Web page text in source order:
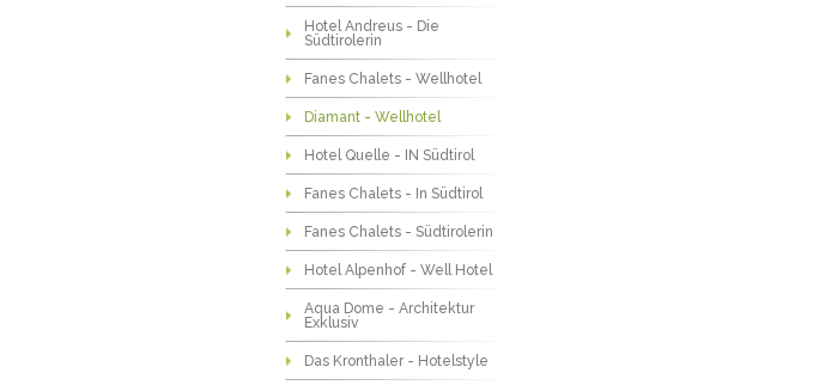
Hotel Andreus - Die
Südtirolerin
Fanes Chalets - Wellhotel
Diamant - Wellhotel
Hotel Quelle - IN Südtirol
Fanes Chalets - In Südtirol
Fanes Chalets - Südtirolerin
Hotel Alpenhof - Well Hotel
Aqua Dome - Architektur
Exklusiv
Das Kronthaler - Hotelstyle